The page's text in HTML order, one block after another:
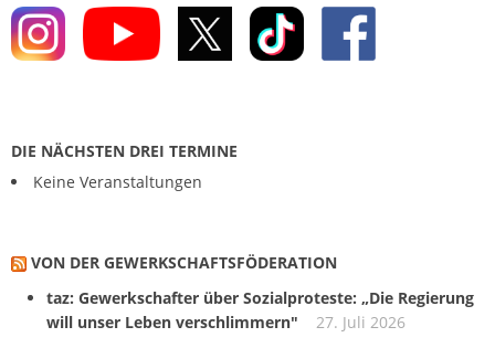
DIE NÄCHSTEN DREI TERMINE
Keine Veranstaltungen
VON DER GEWERKSCHAFTS­FÖDERATION
taz: Gewerkschafter über Sozialproteste: „Die Regierung
will unser Leben verschlimmern"
27. Juli 2026